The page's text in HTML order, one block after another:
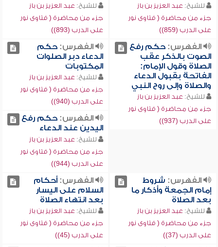
للشيخ: عبد العزيز بن باز
جزء من محاضرة ( فتاوى نور
على الدرب (859))
للشيخ: عبد العزيز بن باز
جزء من محاضرة ( فتاوى نور
على الدرب (893))
الفهرس:حكم رفع
الصوت بالذكر عقب
الصلاة وقول الإمام:
الفاتحة بقبول الدعاء
والصلاة وإلى روح النبي
للشيخ: عبد العزيز بن باز
جزء من محاضرة ( فتاوى نور
على الدرب (937))
الفهرس:حكم
الدعاء دبر الصلوات
المكتوبات
للشيخ: عبد العزيز بن باز
جزء من محاضرة ( فتاوى نور
على الدرب (940))
الفهرس:حكم رفع
اليدين عند الدعاء
للشيخ: عبد العزيز بن باز
جزء من محاضرة ( فتاوى نور
على الدرب (944))
الفهرس: شروط
إمام الجمعة وأذكار ما
بعد الصلاة
للشيخ: عبد العزيز بن باز
جزء من محاضرة ( فتاوى نور
على الدرب (37))
الفهرس:أحكام
السلام على اليسار
بعد انتهاء الصلاة
للشيخ: عبد العزيز بن باز
جزء من محاضرة ( فتاوى نور
على الدرب (45))